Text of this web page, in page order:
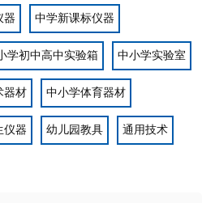
器 中学新课标仪器
学初中高中实验箱 中小学实验室
器材 中小学体育器材
仪器 幼儿园教具 通用技术